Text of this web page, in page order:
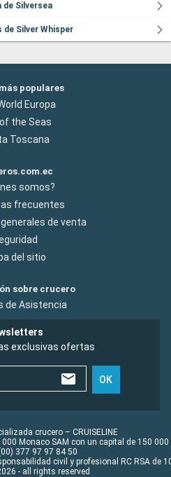
de Silversea
de Silver Whisper
populares
Europa
the Seas
Toscana
somos?
frecuentes
de venta
del sitio
sobre crucero
de Asistencia
exclusivas ofertas
OK
crucero – CRUISELINE
Monaco SAM con un capital de 150 000
377 97 97 84 50
civil y profesional RC RSA de
- all rights reserved